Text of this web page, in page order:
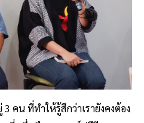
คน ที่ทำให้รู้สึกว่าเรายังคงต้อง